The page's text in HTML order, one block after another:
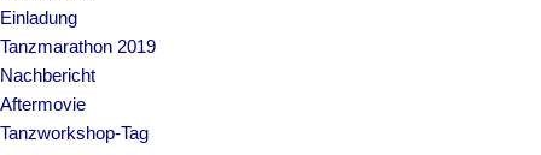
Einladung
Tanzmarathon 2019
Nachbericht
Aftermovie
Tanzworkshop-Tag